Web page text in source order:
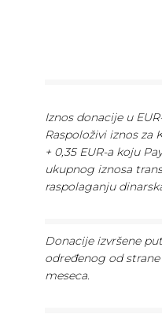
Iznos donacije u
Raspoloživi iznos za
+ 0,35 EUR-a koju
ukupnog iznosa
raspolaganju
Donacije izvršene
određenog od
meseca.